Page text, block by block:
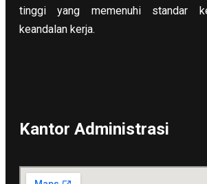
tinggi yang memenuhi standar
keandalan kerja.
Kantor Administrasi